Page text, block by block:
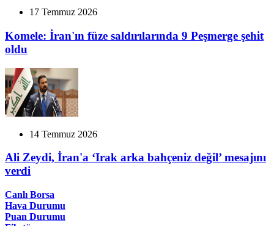
17 Temmuz 2026
Komele: İran'ın füze saldırılarında 9 Peşmerge şehit
oldu
14 Temmuz 2026
Ali Zeydi, İran'a ‘Irak arka bahçeniz değil’ mesajını
verdi
Canlı Borsa
Hava Durumu
Puan Durumu